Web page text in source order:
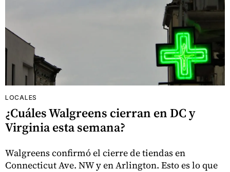
LOCALES
¿Cuáles Walgreens cierran en DC y
Virginia esta semana?
Walgreens confirmó el cierre de tiendas en
Connecticut Ave. NW y en Arlington. Esto es lo que